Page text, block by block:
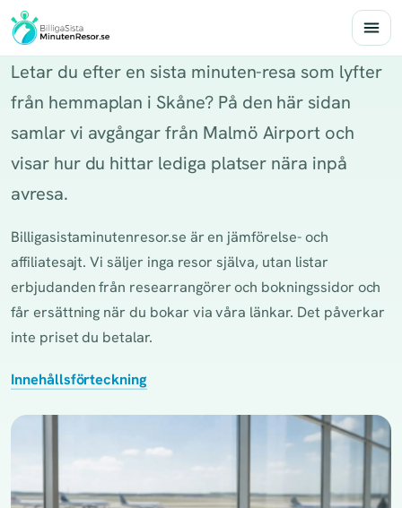
Letar du efter en sista minuten-resa som lyfter
från hemmaplan i Skåne? På den här sidan
samlar vi avgångar från Malmö Airport och
visar hur du hittar lediga platser nära inpå
avresa.
Billigasistaminutenresor.se är en jämförelse- och
affiliatesajt. Vi säljer inga resor själva, utan listar
erbjudanden från researrangörer och bokningssidor och
får ersättning när du bokar via våra länkar. Det påverkar
inte priset du betalar.
Innehållsförteckning